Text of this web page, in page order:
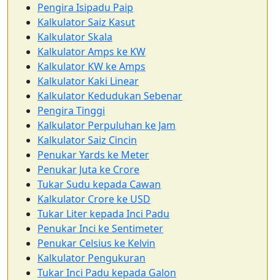
Pengira Isipadu Paip
Kalkulator Saiz Kasut
Kalkulator Skala
Kalkulator Amps ke KW
Kalkulator KW ke Amps
Kalkulator Kaki Linear
Kalkulator Kedudukan Sebenar
Pengira Tinggi
Kalkulator Perpuluhan ke Jam
Kalkulator Saiz Cincin
Penukar Yards ke Meter
Penukar Juta ke Crore
Tukar Sudu kepada Cawan
Kalkulator Crore ke USD
Tukar Liter kepada Inci Padu
Penukar Inci ke Sentimeter
Penukar Celsius ke Kelvin
Kalkulator Pengukuran
Tukar Inci Padu kepada Galon